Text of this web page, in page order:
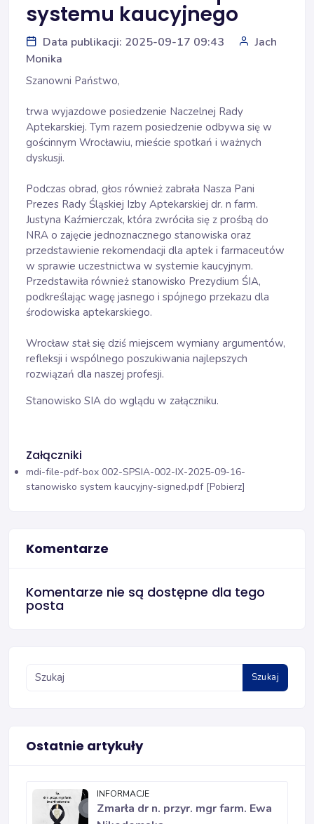
systemu kaucyjnego
Data publikacji: 2025-09-17 09:43
Jach
Monika
Szanowni Państwo,
trwa wyjazdowe posiedzenie Naczelnej Rady
Aptekarskiej. Tym razem posiedzenie odbywa się w
gościnnym Wrocławiu, mieście spotkań i ważnych
dyskusji.
Podczas obrad, głos również zabrała Nasza Pani
Prezes Rady Śląskiej Izby Aptekarskiej dr. n farm.
Justyna Kaźmierczak, która zwróciła się z prośbą do
NRA o zajęcie jednoznacznego stanowiska oraz
przedstawienie rekomendacji dla aptek i farmaceutów
w sprawie uczestnictwa w systemie kaucyjnym.
Przedstawiła również stanowisko Prezydium ŚIA,
podkreślając wagę jasnego i spójnego przekazu dla
środowiska aptekarskiego.
Wrocław stał się dziś miejscem wymiany argumentów,
refleksji i wspólnego poszukiwania najlepszych
rozwiązań dla naszej profesji.
Stanowisko SIA do wglądu w załączniku.
Załączniki
mdi-file-pdf-box 002-SPSIA-002-IX-2025-09-16-
stanowisko system kaucyjny-signed.pdf [Pobierz]
Komentarze
Komentarze nie są dostępne dla tego
posta
Szukaj
Ostatnie artykuły
INFORMACJE
Zmarła dr n. przyr. mgr farm. Ewa